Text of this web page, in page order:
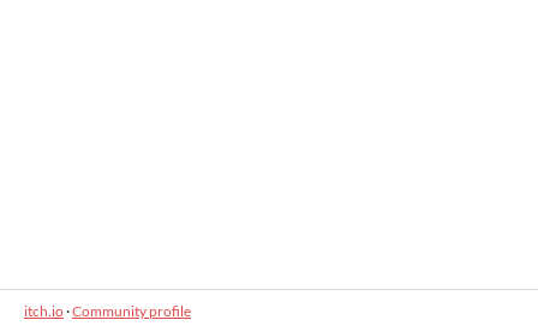
itch.io·Community profile